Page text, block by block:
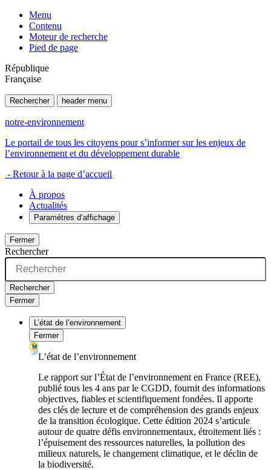
Menu
Contenu
Moteur de recherche
Pied de page
République
Française
Rechercher header menu
notre-environnement
Le portail de tous les citoyens pour s’informer sur les enjeux de
l’environnement et du développement durable
- Retour à la page d’accueil
À propos
Actualités
Paramètres d’affichage
Fermer
Rechercher
Rechercher
Fermer
L’état de l’environnement
Fermer
L’état de l’environnement
Le rapport sur l’État de l’environnement en France (REE),
publié tous les 4 ans par le CGDD, fournit des informations
objectives, fiables et scientifiquement fondées. Il apporte
des clés de lecture et de compréhension des grands enjeux
de la transition écologique. Cette édition 2024 s’articule
autour de quatre défis environnementaux, étroitement liés :
l’épuisement des ressources naturelles, la pollution des
milieux naturels, le changement climatique, et le déclin de
la biodiversité.